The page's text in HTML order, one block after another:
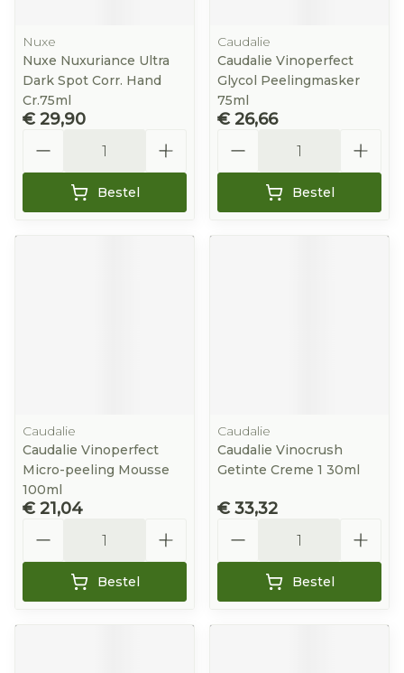
Nuxe
Nuxe Nuxuriance Ultra
Dark Spot Corr. Hand
Cr.75ml
€ 29,90
Bestel
Caudalie
Caudalie Vinoperfect
Glycol Peelingmasker
75ml
€ 26,66
Bestel
Caudalie
Caudalie Vinoperfect
Micro-peeling Mousse
100ml
€ 21,04
Bestel
Caudalie
Caudalie Vinocrush
Getinte Creme 1 30ml
€ 33,32
Bestel